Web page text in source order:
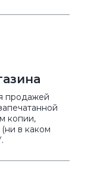
продажей
копии,
в каком